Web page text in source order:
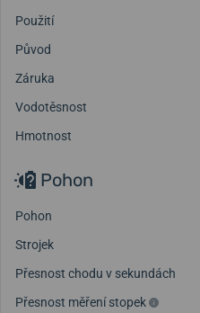
Použití
Původ
Záruka
Vodotěsnost
Hmotnost
Pohon
Pohon
Strojek
Přesnost chodu v sekundách
Přesnost měření stopek